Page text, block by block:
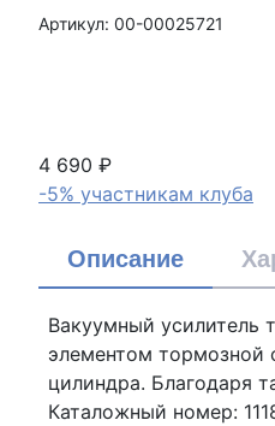
Артикул: 00-00025721
4 690 ₽
-5% участникам клуба
Описание
Вакуумный усилитель
элементом тормозной
цилиндра. Благодаря
Каталожный номер: